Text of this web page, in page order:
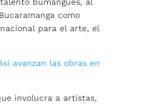
como
para el arte, el
avanzan las obras en
involucra a artistas,